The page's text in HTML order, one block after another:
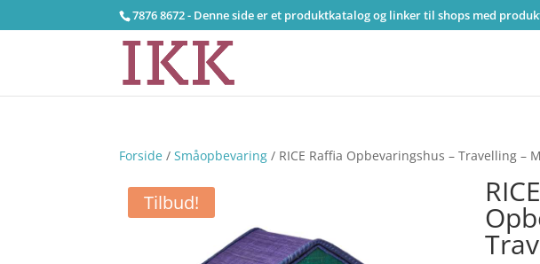
7876 8672 - Denne side er et produktkatalog og linker til shops med
Forside /Småopbevaring / RICE Raffia Opbevaringshus – Travelling –
Tilbud!